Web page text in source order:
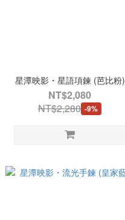
星潭映影・星語項鍊 (芭比粉)
NT$2,080
NT$2,280 -9%